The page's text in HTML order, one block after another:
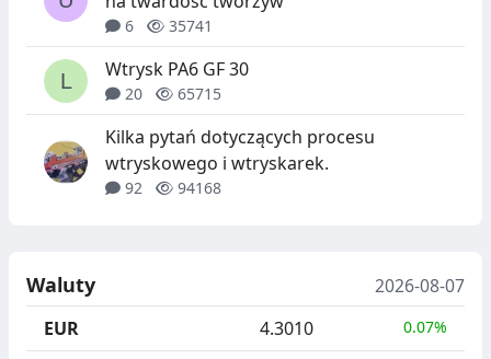
6 35741
Wtrysk PA6 GF 30
20 65715
Kilka pytań dotyczących procesu
wtryskowego i wtryskarek.
92 94168
Waluty
2026-08-07
EUR
4.3010 0.07%